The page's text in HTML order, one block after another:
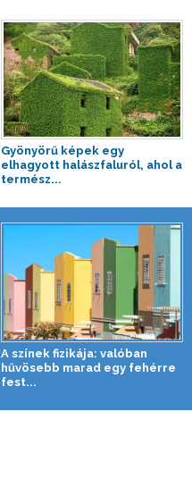
Gyönyörű képek egy
elhagyott halászfaluról, ahol a
termész...
A színek fizikája: valóban
hűvösebb marad egy fehérre
fest...